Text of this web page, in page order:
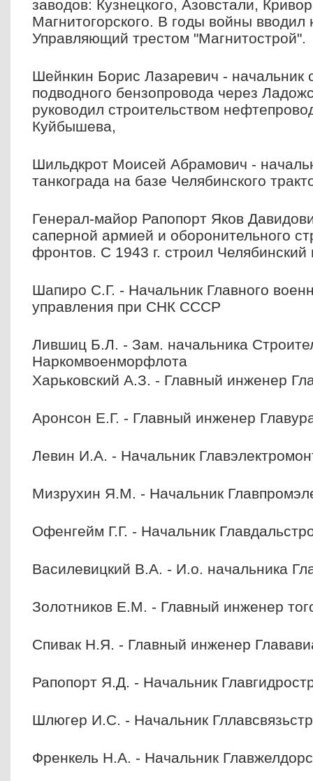
заводов: Кузнецкого, Азовстали,
Магнитогорского. В годы войны
Управляющий трестом "Магнитострой".
Шейнкин Борис Лазаревич - начальник
подводного бензопровода через
руководил строительством
Куйбышева,
Шильдкрот Моисей Абрамович -
танкограда на базе Челябинского
Генерал-майор Рапопорт Яков
саперной армией и оборонительного
фронтов. С 1943 г. строил Челябинский
Шапиро С.Г. - Начальник Главного
управления при СНК СССР
Лившиц Б.Л. - Зам. начальника
Наркомвоенморфлота
Харьковский А.З. - Главный инженер
Аронсон Е.Г. - Главный инженер
Левин И.А. - Начальник
Мизрухин Я.М. - Начальник
Офенгейм Г.Г. - Начальник
Василевицкий В.А. - И.о. начальника
Золотников Е.М. - Главный инженер
Спивак Н.Я. - Главный инженер
Рапопорт Я.Д. - Начальник
Шлюгер И.С. - Начальник
Френкель Н.А. - Начальник